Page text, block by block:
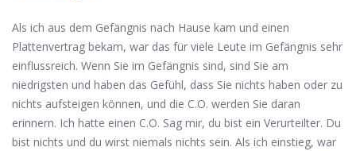
Als ich aus dem Gefängnis nach Hause kam und einen
Plattenvertrag bekam, war das für viele Leute im Gefängnis sehr
einflussreich. Wenn Sie im Gefängnis sind, sind Sie am
niedrigsten und haben das Gefühl, dass Sie nichts haben oder zu
nichts aufsteigen können, und die C.O. werden Sie daran
erinnern. Ich hatte einen C.O. Sag mir, du bist ein Verurteilter. Du
bist nichts und du wirst niemals nichts sein. Als ich einstieg, war